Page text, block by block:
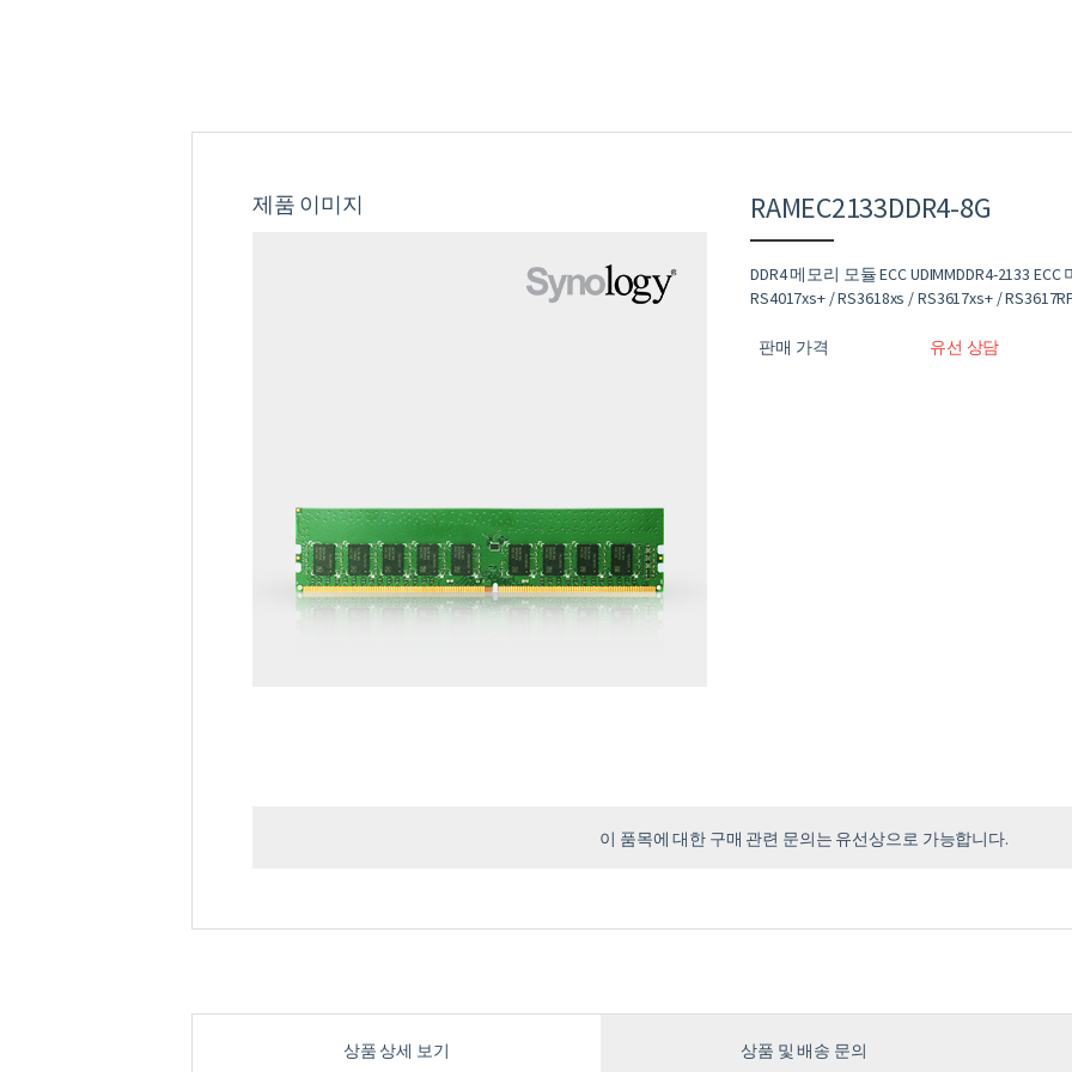
제품 이미지 RAMEC2133DDR4-8G
DDR4 메모리 모듈 ECC UDIMMDDR4-2133
RS4017xs+ / RS3618xs / RS3617xs+ /
판매 가격 유선 상담
이 품목에 대한 구매 관련 문의는 유선상으로 가능합니다.
상품 상세 보기 상품 및 배송 문의